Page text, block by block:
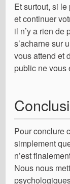
Et surtout, si
et continuer
il n’y a rien de
s’acharne sur
vous attend et
public ne vous
Pour conclure
simplement
n’est
Nous nous